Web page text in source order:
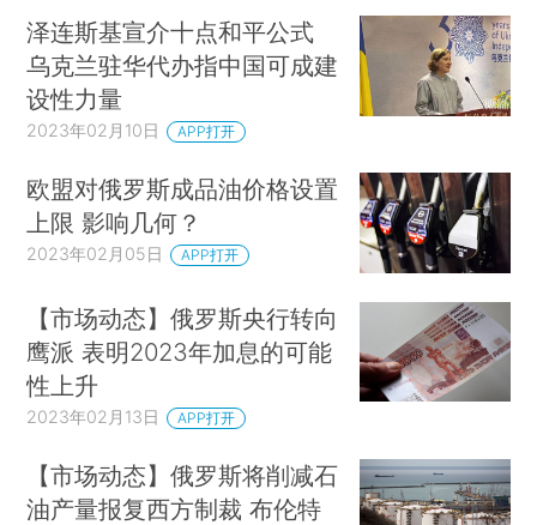
泽连斯基宣介十点和平公式
乌克兰驻华代办指中国可成建
设性力量
2023年02月10日 APP打开
欧盟对俄罗斯成品油价格设置
上限 影响几何？
2023年02月05日 APP打开
【市场动态】俄罗斯央行转向
鹰派 表明2023年加息的可能
性上升
2023年02月13日 APP打开
【市场动态】俄罗斯将削减石
油产量报复西方制裁 布伦特